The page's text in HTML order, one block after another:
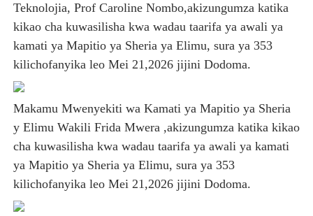
Teknolojia, Prof Caroline Nombo,akizungumza katika
kikao cha kuwasilisha kwa wadau taarifa ya awali ya
kamati ya Mapitio ya Sheria ya Elimu, sura ya 353
kilichofanyika leo Mei 21,2026 jijini Dodoma.
Makamu Mwenyekiti wa Kamati ya Mapitio ya Sheria
y Elimu Wakili Frida Mwera ,akizungumza katika kikao
cha kuwasilisha kwa wadau taarifa ya awali ya kamati
ya Mapitio ya Sheria ya Elimu, sura ya 353
kilichofanyika leo Mei 21,2026 jijini Dodoma.